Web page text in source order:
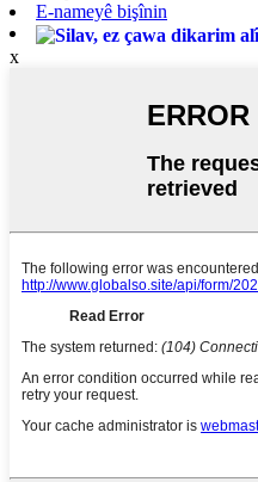
E-nameyê bişînin
x